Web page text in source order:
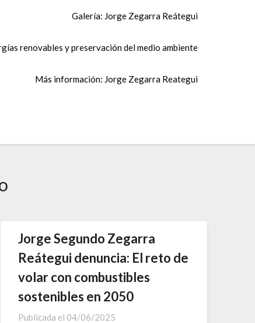
Galería: Jorge Zegarra Reátegui
renovables y preservación del medio ambiente
Más información: Jorge Zegarra Reategui
Jorge Segundo Zegarra
Reátegui denuncia: El reto de
volar con combustibles
sostenibles en 2050
Publicada el 04/06/2025